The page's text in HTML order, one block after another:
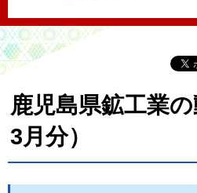
鹿児島県鉱工業
3月分）